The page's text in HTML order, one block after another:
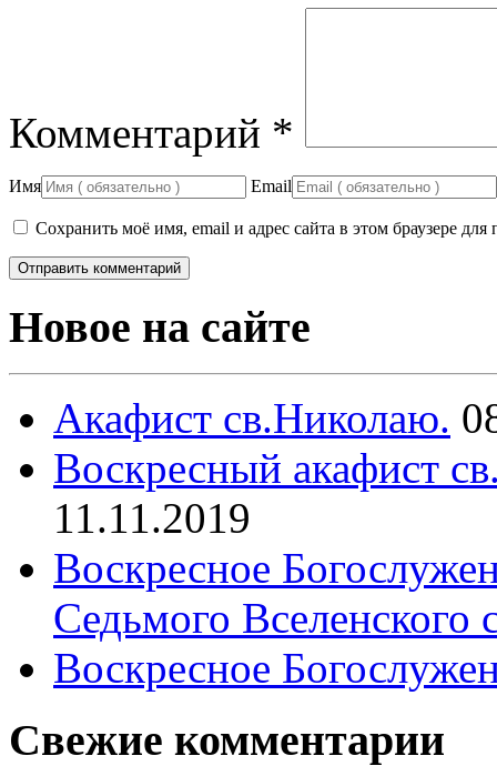
Комментарий *
Имя Email
Сохранить моё имя, email и адрес сайта в этом браузере
Новое на сайте
Акафист св.Николаю.
Воскресный акафист
11.11.2019
Воскресное
Седьмого Вселенского
Воскресное
Свежие комментарии